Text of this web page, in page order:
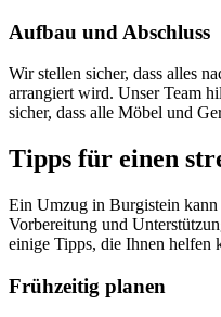
Aufbau und Abschluss
Wir stellen sicher, dass alles
arrangiert wird. Unser Team
sicher, dass alle Möbel und
Tipps für einen
Ein Umzug in Burgistein kann
Vorbereitung und
einige Tipps, die Ihnen helfen
Frühzeitig planen